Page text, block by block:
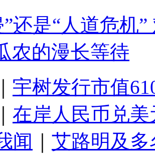
”还是“人道危机
农的漫长等待
宇树发行市值
在岸人民币兑
闻
艾路明及